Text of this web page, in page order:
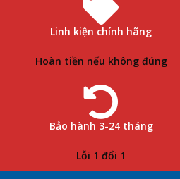
Linh kiện chính hãng
Hoàn tiền nếu không đúng
Bảo hành 3-24 tháng
Lỗi 1 đổi 1